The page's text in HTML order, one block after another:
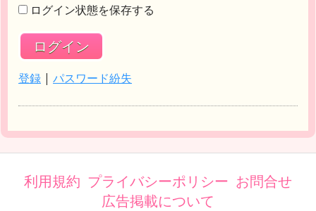
ログイン状態を保存する
登録 | パスワード紛失
利用規約 プライバシーポリシー お問合せ
広告掲載について